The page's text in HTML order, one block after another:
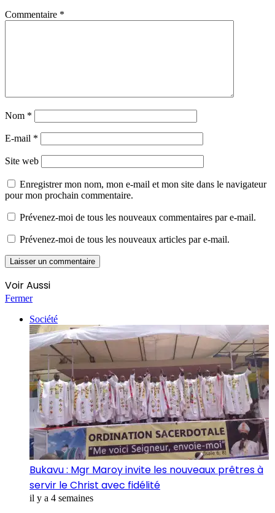
Commentaire *
Nom *
E-mail *
Site web
Enregistrer mon nom, mon e-mail et mon site dans le navigateur
pour mon prochain commentaire.
Prévenez-moi de tous les nouveaux commentaires par e-mail.
Prévenez-moi de tous les nouveaux articles par e-mail.
Voir Aussi
Fermer
Société
Bukavu : Mgr Maroy invite les nouveaux prêtres à
servir le Christ avec fidélité
il y a 4 semaines